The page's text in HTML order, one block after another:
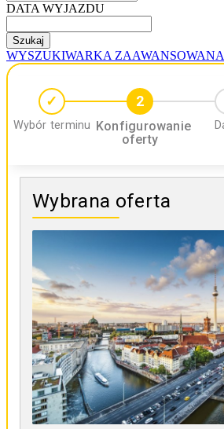
DATA WYJAZDU
WYSZUKIWARKA ZAAWANSOWANA